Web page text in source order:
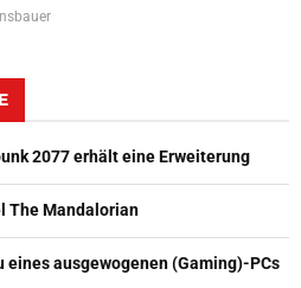
2077 erhält eine Erweiterung
The Mandalorian
eines ausgewogenen (Gaming)-PCs